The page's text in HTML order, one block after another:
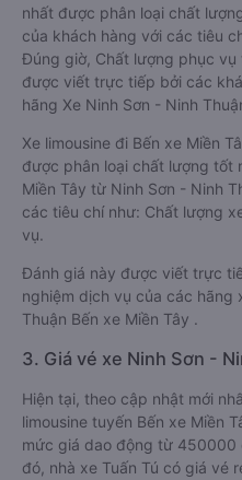
nhất được phân loại chất
của khách hàng với các tiêu
Đúng giờ, Chất lượng phục vụ
được viết trực tiếp bởi các
hãng Xe Ninh Sơn - Ninh
Xe limousine đi Bến xe Miền
được phân loại chất lượng tốt
Miền Tây từ Ninh Sơn - Ninh
các tiêu chí như: Chất lượng
vụ.
Đánh giá này được viết trực
nghiệm dịch vụ của các hãng
Thuận Bến xe Miền Tây .
3. Giá vé xe Ninh Sơn -
Hiện tại, theo cập nhật mới
limousine tuyến Bến xe Miền
mức giá dao động từ
đó, nhà xe Tuấn Tú có giá